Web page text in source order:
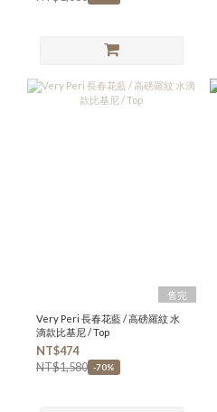
售完
Very Peri 長春花藍 / 高磅羅紋 水
滴款比基尼 / Top
NT$474
NT$1,580 -70%